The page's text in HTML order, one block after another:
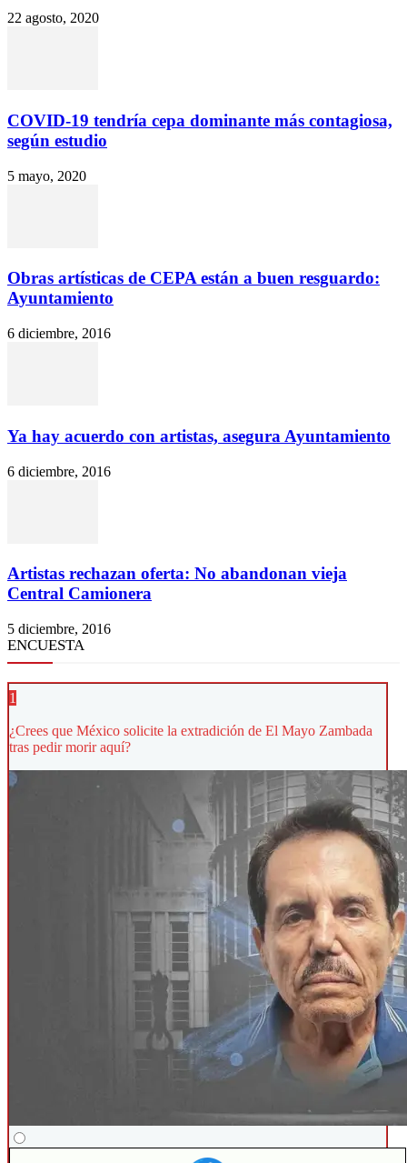
22 agosto, 2020
COVID-19 tendría cepa dominante más contagiosa,
según estudio
5 mayo, 2020
Obras artísticas de CEPA están a buen resguardo:
Ayuntamiento
6 diciembre, 2016
Ya hay acuerdo con artistas, asegura Ayuntamiento
6 diciembre, 2016
Artistas rechazan oferta: No abandonan vieja
Central Camionera
5 diciembre, 2016
ENCUESTA
1
¿Crees que México solicite la extradición de El Mayo Zambada
tras pedir morir aquí?